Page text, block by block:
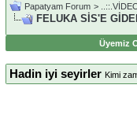
Papatyam Forum >
FELUKA SİS'E
Üyemiz
Hadin iyi seyirler Kimi